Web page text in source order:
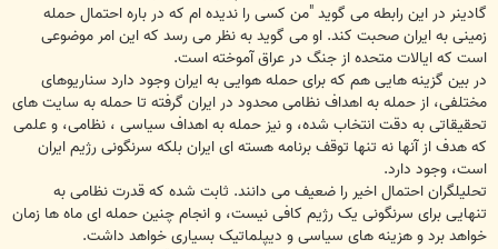
گادینر در این رابطه می گوید "من کسی را ندیده ام که در باره احتمال حمله
زمینی به ایران صحبت کند. او می گوید به نظر می رسد که این امر موضوعی
است که ایالات متحده از جنگ در عراق آموخته است.
در بین گزینه هایی هم که برای حمله هوایی به ایران وجود دارد سناریوهای
مختلفی، از حمله به اهداف نظامی محدود در ایران گرفته تا حمله به سایت های
تحقیقاتی به دقت انتخاب شده، و نیز حمله به اهداف سیاسی ، نظامی، و علمی
که هدف از آنها نه تنها توقف برنامه هسته ای ایران بلکه سرنگونی رژیم ایران
است، وجود دارد.
تحلیلگران احتمال اخیر را ضعیف می دانند. ثابت شده که قدرت نظامی به
تنهایی برای سرنگونی یک رژیم کافی نیست، و انجام چنین حمله ای ماه ها زمان
خواهد برد و هزینه های سیاسی و دیپلماتیک بسیاری خواهد داشت.